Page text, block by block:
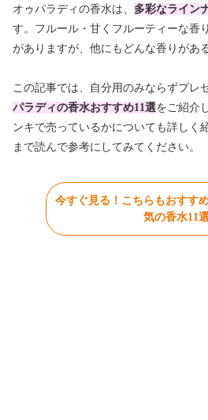
オゥパラディの香水は、 多彩なライン
す。フルール・甘くフルーティーな香
がありますが、他にもどんな香りがあ
この記事では、自分用のみならずプレ
パラディの香水おすすめ11選をご紹介
ンキで売っているかについても詳しく
まで読んで参考にしてみてください。
今すぐ見る！こちらもおすす
気の香水11